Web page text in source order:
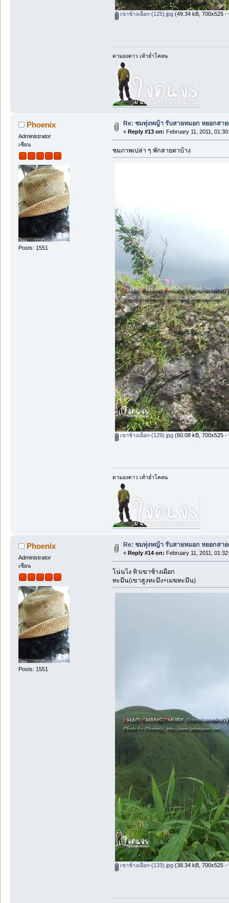
เขาช้างเผือก-(125).jpg(49.34 kB, 700x525 -
ตามองดาว เท้าย่ำโคลน
Phoenix
Administrator
เซียน
Posts: 1551
Re: ชมทุ่งหญ้า รับสายหมอก หยอกสาย
« Reply #13 on: February 11, 2011,
ชมภาพเปล่า ๆ พักสายตาบ้าง
เขาช้างเผือก-(129).jpg(60.08 kB, 700x525 -
ตามองดาว เท้าย่ำโคลน
Phoenix
Administrator
เซียน
Posts: 1551
Re: ชมทุ่งหญ้า รับสายหมอก หยอกสาย
« Reply #14 on: February 11, 2011,
โน่นไง ทิวเขาช้างเผือก
ทะมึน(เขาสูงทะมึง+เมฆทะมึน)
เขาช้างเผือก-(133).jpg(38.34 kB, 700x525 -